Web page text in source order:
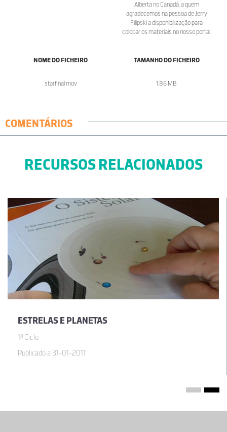
Alberta no Canadá, a quem
agradecemos na pessoa de Jerry
Filipski a disponibilização para
colocar os materiais no nosso portal.
NOME DO FICHEIRO
starfinal.mov
TAMANHO DO FICHEIRO
1.86 MB
COMENTÁRIOS
RECURSOS RELACIONADOS
ESTRELAS E PLANETAS
1º Ciclo
Publicado a 31-01-2011